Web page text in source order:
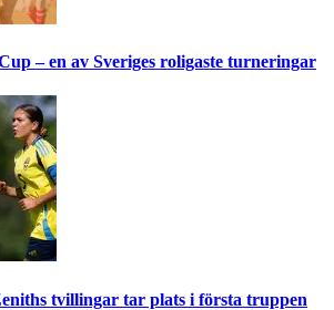
– en av Sveriges roligaste turneringar
tvillingar tar plats i första truppen